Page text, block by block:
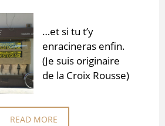
…et si tu t’y
enracineras enfin.
(Je suis originaire
de la Croix Rousse)
READ MORE